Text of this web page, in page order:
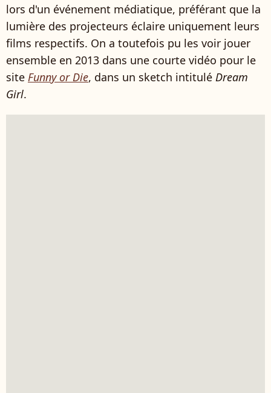
lors d'un événement médiatique, préférant que la
lumière des projecteurs éclaire uniquement leurs
films respectifs. On a toutefois pu les voir jouer
ensemble en 2013 dans une courte vidéo pour le
site Funny or Die, dans un sketch intitulé Dream
Girl.